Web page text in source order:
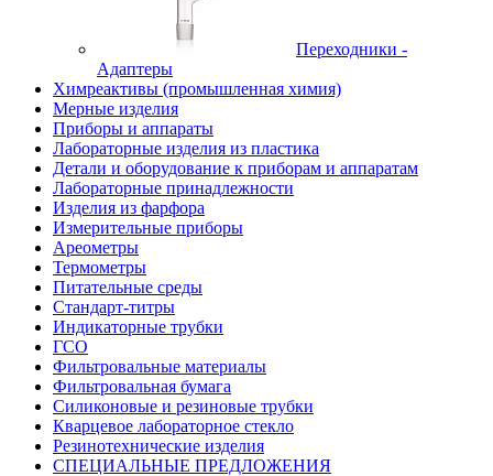
Переходники -
Адаптеры
Химреактивы (промышленная химия)
Мерные изделия
Приборы и аппараты
Лабораторные изделия из пластика
Детали и оборудование к приборам и аппаратам
Лабораторные принадлежности
Изделия из фарфора
Измерительные приборы
Ареометры
Термометры
Питательные среды
Стандарт-титры
Индикаторные трубки
ГСО
Фильтровальные материалы
Фильтровальная бумага
Силиконовые и резиновые трубки
Кварцевое лабораторное стекло
Резинотехнические изделия
СПЕЦИАЛЬНЫЕ ПРЕДЛОЖЕНИЯ